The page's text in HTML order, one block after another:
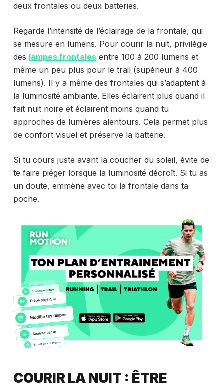
deux frontales ou deux batteries.
Regarde l’intensité de l’éclairage de la frontale, qui
se mesure en lumens. Pour courir la nuit, privilégie
des lampes frontalesentre 100 à 200 lumens et
même un peu plus pour le trail (supérieur à 400
lumens). Il y a même des frontales qui s’adaptent à
la luminosité ambiante. Elles éclairent plus quand il
fait nuit noire et éclairent moins quand tu
approches de lumières alentours. Cela permet plus
de confort visuel et préserve la batterie.
Si tu cours juste avant la coucher du soleil, évite de
te faire piéger lorsque la luminosité décroît. Si tu as
un doute, emmène avec toi la frontale dans ta
poche.
COURIR LA NUIT : ÊTRE